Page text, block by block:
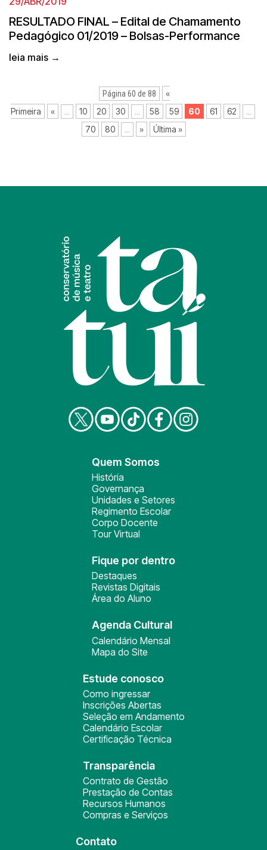
RESULTADO FINAL – Edital de Chamamento
Pedagógico 01/2019 – Bolsas-Performance
leia mais →
Página 60 de 88
«
Primeira
« 10 20 30 58 59 60 61 62
70 80 » Última »
Quem Somos
História
Governança
Unidades e Setores
Regimento Escolar
Corpo Docente
Tour Virtual
Fique por dentro
Destaques
Revistas Digitais
Área do Aluno
Agenda Cultural
Calendário Mensal
Mapa do Site
Estude conosco
Como ingressar
Inscrições Abertas
Seleção em Andamento
Calendário Escolar
Certificação Técnica
Transparência
Contrato de Gestão
Prestação de Contas
Recursos Humanos
Compras e Serviços
Contato